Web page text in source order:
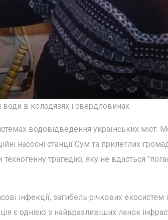
води в колодязях і свердловинах.
водовідведення українських міст.
насосні станції Сум та прилеглих
трагедію, яку не вдасться
інфекції, загибель річкових екосистем
є однією з найвразливіших ланок